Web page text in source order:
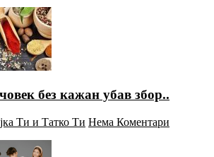
без кажан убав збор..
Ти и Татко Ти Нема Коментари